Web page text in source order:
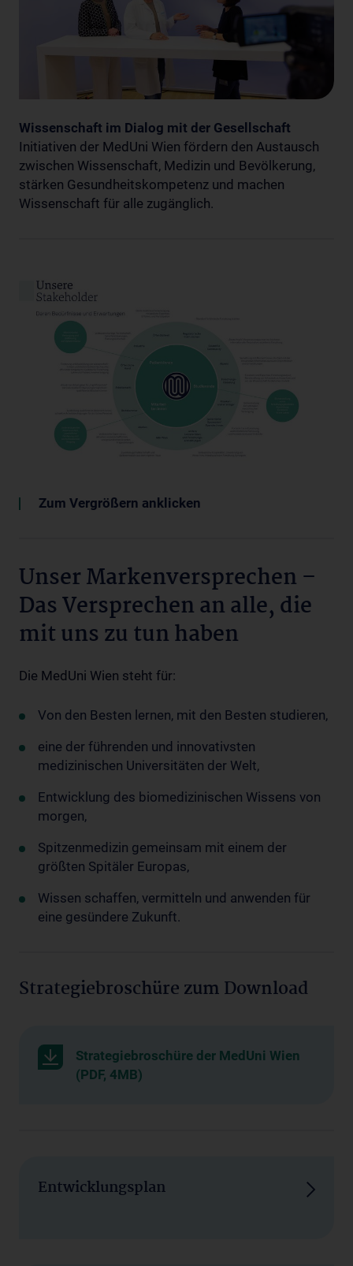
Wissenschaft im Dialog mit der Gesellschaft
Initiativen der MedUni Wien fördern den Austausch
zwischen Wissenschaft, Medizin und Bevölkerung,
stärken Gesundheitskompetenz und machen
Wissenschaft für alle zugänglich.
Zum Vergrößern anklicken
Unser Markenversprechen –
Das Versprechen an alle, die
mit uns zu tun haben
Die MedUni Wien steht für:
Von den Besten lernen, mit den Besten studieren,
eine der führenden und innovativsten
medizinischen Universitäten der Welt,
Entwicklung des biomedizinischen Wissens von
morgen,
Spitzenmedizin gemeinsam mit einem der
größten Spitäler Europas,
Wissen schaffen, vermitteln und anwenden für
eine gesündere Zukunft.
Strategiebroschüre zum Download
Strategiebroschüre der MedUni Wien
(PDF, 4MB)
Entwicklungsplan